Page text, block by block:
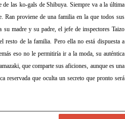
las ko-gals de Shibuya. Siempre va a la última
Ran proviene de una familia en la que todos sus
madre y su padre, el jefe de inspectores Taizo
resto de la familia. Pero ella no está dispuesta a
eso no le permitiría ir a la moda, su auténtica
que comparte sus aficiones, aunque es una
reservada que oculta un secreto que pronto será